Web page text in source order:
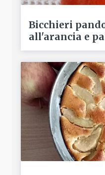
Bicchieri
all'arancia e